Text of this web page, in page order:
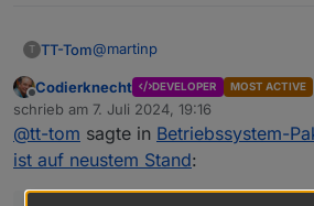
T TT-Tom@martinp
In der normalen Shell habe ich
an der Oberfläche meldet man
an und schiebt die Updates
den Normalo bzw. Die Shell
Offline
Codierknecht DEVELOPER MOST ACTIVE
schrieb am 7. Juli 2024, 19:16
zuletzt editiert von
@tt-tom sagte in Betriebssystem-
ist auf neustem Stand: